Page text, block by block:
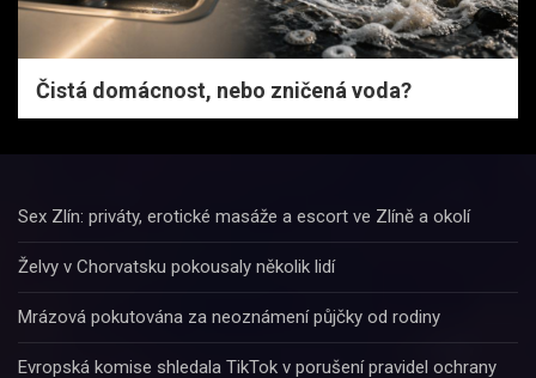
Čistá domácnost, nebo zničená voda?
Sex Zlín: priváty, erotické masáže a escort ve Zlíně a okolí
Želvy v Chorvatsku pokousaly několik lidí
Mrázová pokutována za neoznámení půjčky od rodiny
Evropská komise shledala TikTok v porušení pravidel ochrany